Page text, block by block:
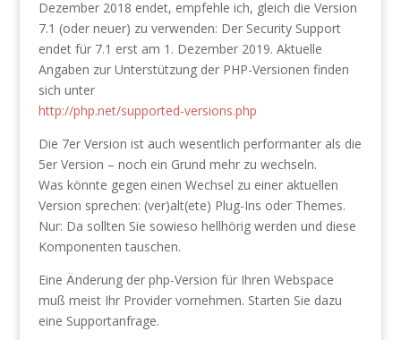
Dezember 2018 endet, empfehle ich, gleich die Version
7.1 (oder neuer) zu verwenden: Der Security Support
endet für 7.1 erst am 1. Dezember 2019. Aktuelle
Angaben zur Unterstützung der PHP-Versionen finden
sich unter
http://php.net/supported-versions.php
Die 7er Version ist auch wesentlich performanter als die
5er Version – noch ein Grund mehr zu wechseln.
Was könnte gegen einen Wechsel zu einer aktuellen
Version sprechen: (ver)alt(ete) Plug-Ins oder Themes.
Nur: Da sollten Sie sowieso hellhörig werden und diese
Komponenten tauschen.
Eine Änderung der php-Version für Ihren Webspace
muß meist Ihr Provider vornehmen. Starten Sie dazu
eine Supportanfrage.